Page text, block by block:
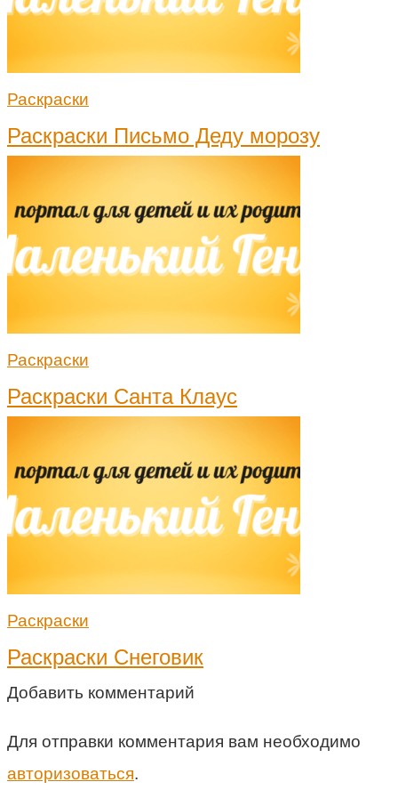
Раскраски
Раскраски Письмо Деду морозу
Раскраски
Раскраски Санта Клаус
Раскраски
Раскраски Снеговик
Добавить комментарий
Для отправки комментария вам необходимо
авторизоваться.